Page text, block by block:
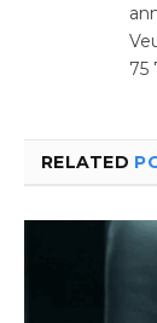
75
RELATED